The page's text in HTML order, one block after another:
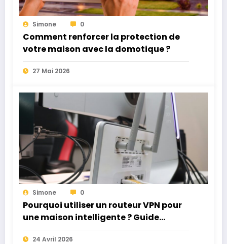
Simone 0
Comment renforcer la protection de
votre maison avec la domotique ?
27 Mai 2026
Simone 0
Pourquoi utiliser un routeur VPN pour
une maison intelligente ? Guide
complet
24 Avril 2026